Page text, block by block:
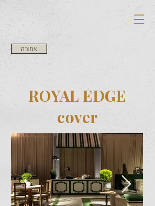
אחורה
ROYAL EDGE
cover